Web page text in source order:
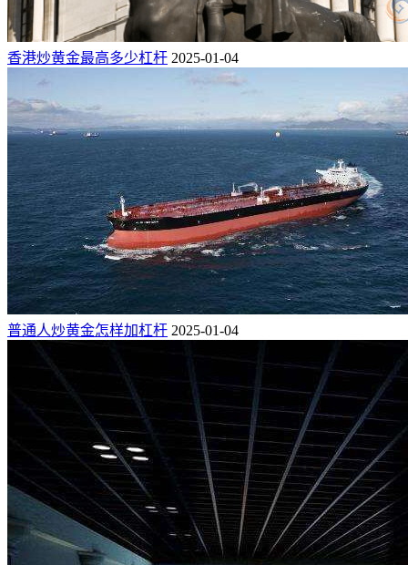
香港炒黄金最高多少杠杆 2025-01-04
普通人炒黄金怎样加杠杆 2025-01-04